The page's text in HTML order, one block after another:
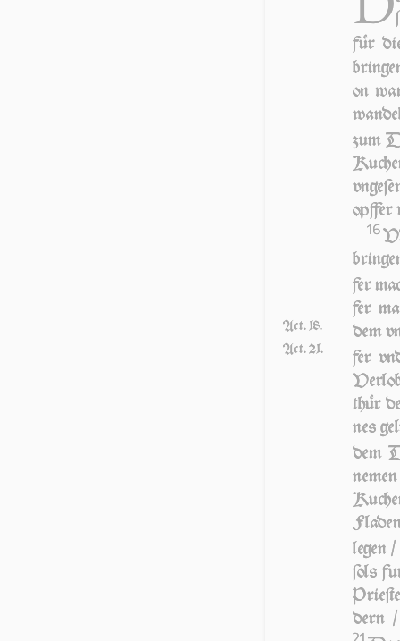
für
on
zum
op­f­fer
Act. 18.
Act. 21.
16
fer
fer
dem
fer
thür
nes
dem
legen /
ſols
dern
21